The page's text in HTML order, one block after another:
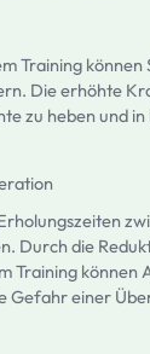
Training können
Die erhöhte
zu heben und
Durch die
Training können
Gefahr einer